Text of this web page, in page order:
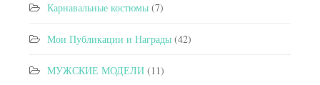
Карнавальные костюмы (7)
Мои Публикации и Награды (42)
МУЖСКИЕ МОДЕЛИ (11)